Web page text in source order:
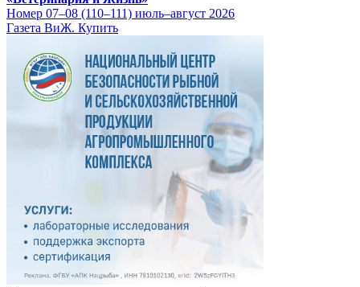
Номер 07–08 (110–111) июль–август 2026
Газета ВиЖ. Купить